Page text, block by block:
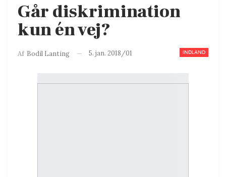
Går diskrimination
kun én vej?
INDLAND
Af Bodil Lanting 5. jan. 2018/01